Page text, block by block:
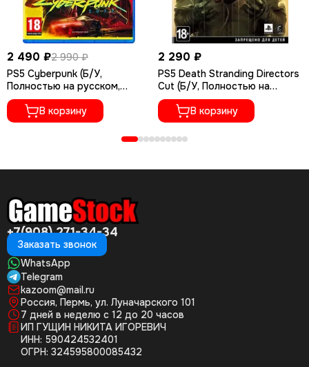
2 490 ₽2 990 ₽
PS5 Cyberpunk (Б/У,
Полностью на русском,
PPSA-04027)
В корзину
2 290 ₽
PS5 Death Stranding Directors
Cut (Б/У, Полностью на
русском языке, PPSA-01968)
В корзину
+7(908) 271-34-34
Заказать звонок
WhatsApp
Telegram
kazoom@mail.ru
Россия, Пермь, ул. Луначарского 101
7 дней в неделю с 12 до 20 часов
ИП ГУЩИН НИКИТА ИГОРЕВИЧ
ИНН: 590424532401
ОГРН: 324595800085432